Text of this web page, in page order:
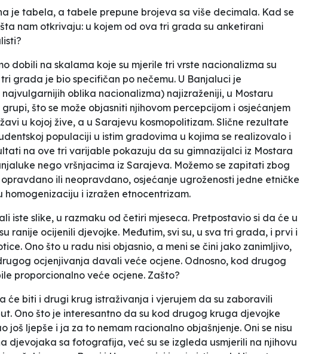
je tabela, a tabele prepune brojeva sa više decimala. Kad se
nam otkrivaju: u kojem od ova tri grada su anketirani
dobili na skalama koje su mjerile tri vrste nacionalizma su
grada je bio specifičan po nečemu. U Banjaluci je
oblika nacionalizma) najizraženiji, u Mostaru
što se može objasniti njihovom percepcijom i osjećanjem
u kojoj žive, a u Sarajevu kosmopolitizam. Slične rezultate
populaciji u istim gradovima u kojima se realizovalo i
na ove tri varijable pokazuju da su gimnazijalci iz Mostara
nego vršnjacima iz Sarajeva. Možemo se zapitati zbog
ili neopravdano, osjećanje ugroženosti jedne etničke
i izražen etnocentrizam.
iste slike, u razmaku od četiri mjeseca. Pretpostavio si da će u
ranije ocijenili djevojke. Međutim, svi su, u sva tri grada, i prvi i
Ono što u radu nisi objasnio, a meni se čini jako zanimljivo,
ocjenjivanja davali veće ocjene. Odnosno, kod drugog
proporcionalno veće ocjene. Zašto?
će biti i drugi krug istraživanja i vjerujem da su zaboravili
Ono što je interesantno da su kod drugog kruga djevojke
još ljepše i ja za to nemam racionalno objašnjenje. Oni se nisu
djevojaka sa fotografija, već su se izgleda usmjerili na njihovu